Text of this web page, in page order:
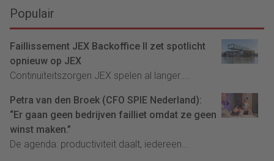
Populair
Faillissement JEX Backoffice II zet spotlicht
opnieuw op JEX
Continuïteitszorgen JEX spelen al langer....
Petra van den Broek (CFO SPIE Nederland):
“Er gaan geen bedrijven failliet omdat ze geen
winst maken.”
De agenda: productiviteit daalt, iedereen...